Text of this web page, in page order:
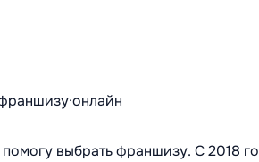
·онлайн
выбрать франшизу. С 2018